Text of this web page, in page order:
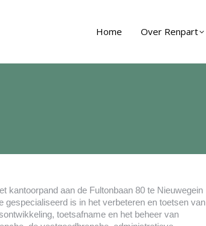
Home Over Renpart
kantoorpand aan de Fultonbaan 80 te Nieuwegein
gespecialiseerd is in het verbeteren en toetsen van
toetsafname en het beheer van